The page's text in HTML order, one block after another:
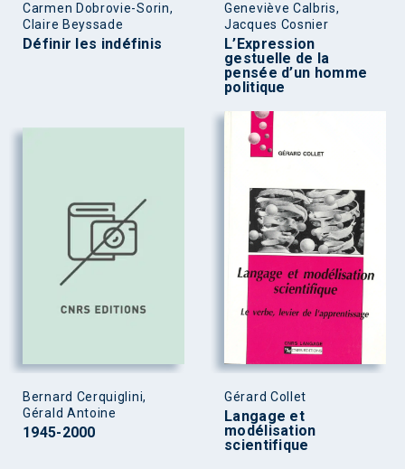
Carmen Dobrovie-Sorin,
Claire Beyssade
Définir les indéfinis
Geneviève Calbris,
Jacques Cosnier
L’Expression
gestuelle de la
pensée d’un homme
politique
Bernard Cerquiglini,
Gérald Antoine
1945-2000
Gérard Collet
Langage et
modélisation
scientifique